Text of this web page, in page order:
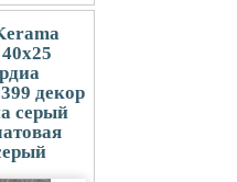
декор
серый